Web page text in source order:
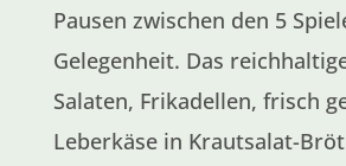
Pausen zwischen den 5
Gelegenheit. Das
Salaten, Frikadellen, frisch
Leberkäse in Krautsalat-